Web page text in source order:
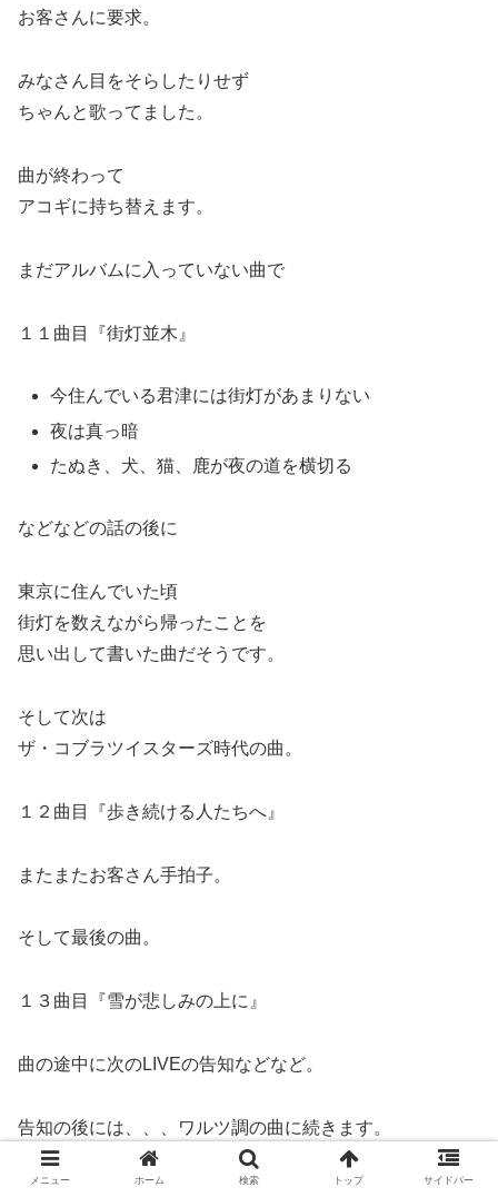
お客さんに要求。
みなさん目をそらしたりせず
ちゃんと歌ってました。
曲が終わって
アコギに持ち替えます。
まだアルバムに入っていない曲で
１１曲目『街灯並木』
今住んでいる君津には街灯があまりない
夜は真っ暗
たぬき、犬、猫、鹿が夜の道を横切る
などなどの話の後に
東京に住んでいた頃
街灯を数えながら帰ったことを
思い出して書いた曲だそうです。
そして次は
ザ・コブラツイスターズ時代の曲。
１２曲目『歩き続ける人たちへ』
またまたお客さん手拍子。
そして最後の曲。
１３曲目『雪が悲しみの上に』
曲の途中に次のLIVEの告知などなど。
告知の後には、、、ワルツ調の曲に続きます。
ん？
メニュー ホーム 検索 トップ サイドバー